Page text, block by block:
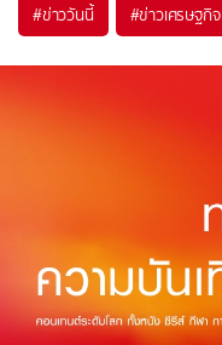
#ข่าววันนี้ #ข่าวเศรษฐกิจ